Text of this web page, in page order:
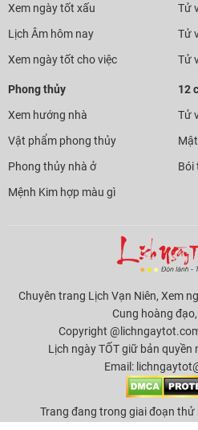
Xem ngày tốt xấu
Lịch Âm hôm nay
Xem ngày tốt cho việc
Tử
Tử
Tử
Phong thủy
Xem hướng nhà
Vật phẩm phong thủy
Phong thủy nhà ở
Mệnh Kim hợp màu gì
12
Tử
Bói
Chuyên trang Lịch Vạn Niên, Xem
Cung hoàng
Copyright
Lịch ngày TỐT giữ bản
Email:
Trang đang trong giai đoạn thử